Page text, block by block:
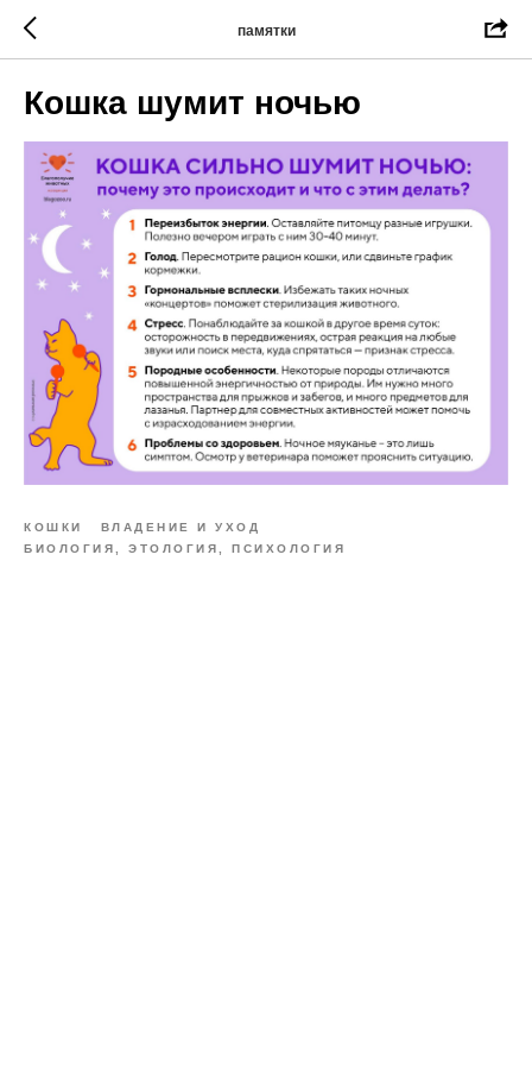
памятки
Кошка шумит ночью
КОШКИ
ВЛАДЕНИЕ И УХОД
БИОЛОГИЯ, ЭТОЛОГИЯ, ПСИХОЛОГИЯ